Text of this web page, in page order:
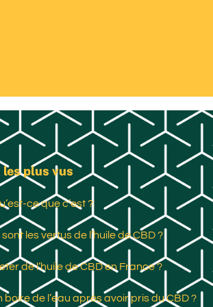
plus vus
ce que c’est ?
les vertus de l’huile de CBD ?
de l’huile de CBD en France ?
boire de l’eau après avoir pris du CBD ?